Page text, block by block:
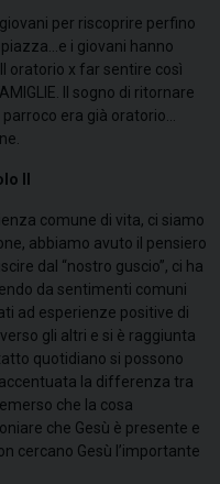
per riscoprire perfino
i giovani hanno
oratorio x far sentire così
Il sogno di ritornare
era già oratorio…
II
comune di vita, ci siamo
abbiamo avuto il pensiero
dal “nostro guscio”, ci ha
da sentimenti comuni
ad esperienze positive di
gli altri e si è raggiunta
quotidiano si possono
la differenza tra
che la cosa
che Gesù è presente e
cercano Gesù l’importante